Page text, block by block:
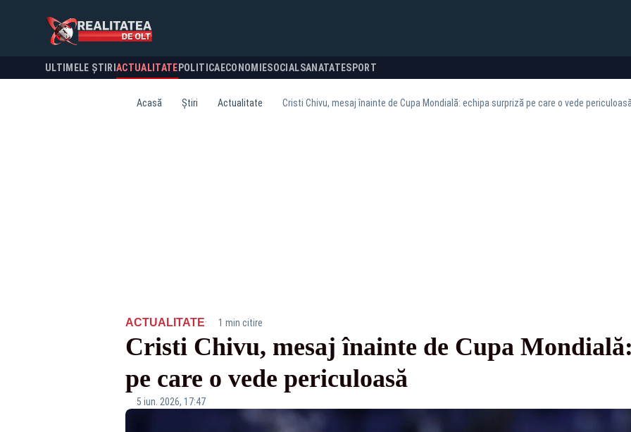
ULTIMELE ȘTIRI ACTUALITATE POLITICA ECONOMIESOCIALSANATATESPORT
Acasă Știri Actualitate Cristi Chivu, mesaj înainte de Cupa Mondială: echipa surpriză pe care o vede periculoasă
ACTUALITATE· 1 min citire
Cristi Chivu, mesaj înainte de Cupa
pe care o vede periculoasă
5 iun. 2026, 17:47